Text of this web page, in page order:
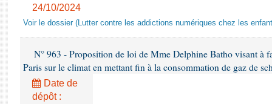
24/10/2024
Voir le dossier (Lutter contre les addictions numériques chez les
N° 963 - Proposition de loi de Mme Delphine Batho visant à
Paris sur le climat en mettant fin à la consommation de gaz de
Date de
dépôt :